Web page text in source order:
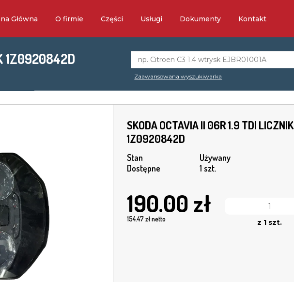
Główna O firmie Części Usługi Dokumenty Kontakt
1Z0920842D
Zaawansowana wyszukiwarka
SKODA OCTAVIA II 06R 1.9 TDI LICZNIK
1Z0920842D
Stan
Używany
Dostępne
1 szt.
190.00 zł
154.47zł netto z 1 szt.